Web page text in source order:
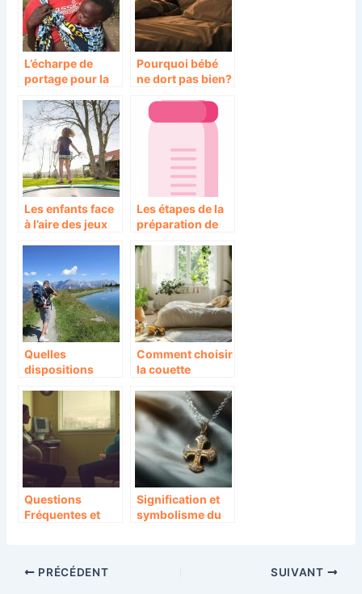
L’écharpe de
portage pour la
parents
Pourquoi bébé
ne dort pas bien?
Les enfants face
à l’aire des jeux
Les étapes de la
préparation de
Quelles
dispositions
aller en
randonnée avec
son bébé ?
Comment choisir
la couette
votre enfant tout
en respectant
l’environnement
Questions
Fréquentes et
Obstétrique
Signification et
symbolisme du
PRÉCÉDENT SUIVANT